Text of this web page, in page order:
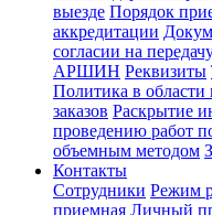
выезде Порядок
аккредитации
согласии на
АРШИН Реквизиты
Политика в области
заказов Раскрытие
проведению работ
объемным методом
Контакты
Сотрудники Режим
приемная Личный